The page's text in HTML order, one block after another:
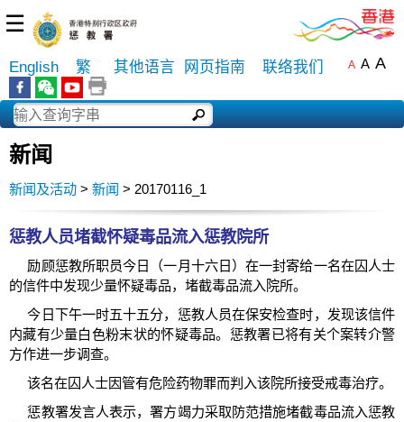
☰
English 繁 其他语言 网页指南 联络我们 A A A
新闻
新闻及活动 > 新闻 > 20170116_1
惩教人员堵截怀疑毒品流入惩教院所
励顾惩教所职员今日（一月十六日）在一封寄给一名在囚人士
的信件中发现少量怀疑毒品，堵截毒品流入院所。
今日下午一时五十五分，惩教人员在保安检查时，发现该信件
内藏有少量白色粉末状的怀疑毒品。惩教署已将有关个案转介警
方作进一步调查。
该名在囚人士因管有危险药物罪而判入该院所接受戒毒治疗。
惩教署发言人表示，署方竭力采取防范措施堵截毒品流入惩教